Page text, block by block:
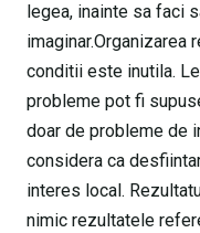
legea, inainte sa faci
imaginar.Organizarea
conditii este inutila.
probleme pot fi
doar de probleme de
considera ca
interes local.
nimic rezultatele